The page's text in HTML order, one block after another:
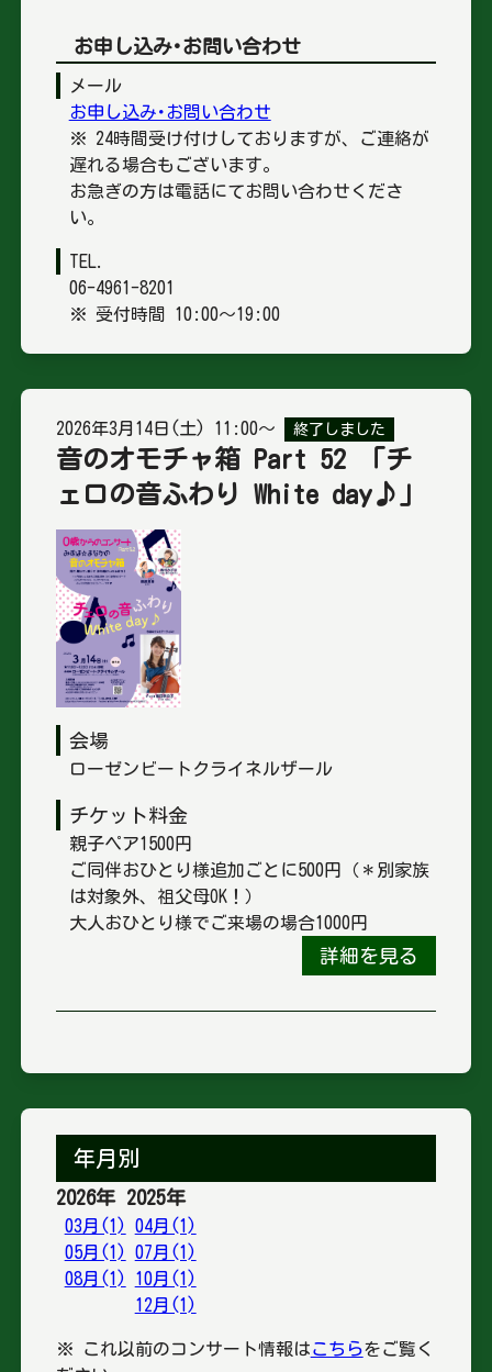
お申し込み･お問い合わせ
メール
お申し込み･お問い合わせ
※ 24時間受け付けしておりますが、ご連絡が
遅れる場合もございます。
お急ぎの方は電話にてお問い合わせくださ
い。
TEL.
06-4961-8201
※ 受付時間 10:00〜19:00
2026年3月14日(土) 11:00～ 終了しました
音のオモチャ箱 Part 52 「チ
ェロの音ふわり White day♪」
会場
ローゼンビートクライネルザール
チケット料金
親子ペア1500円
ご同伴おひとり様追加ごとに500円（＊別家族
は対象外、祖父母OK！）
大人おひとり様でご来場の場合1000円
詳細を見る
年月別
2026年
03月(1)
05月(1)
08月(1)
2025年
04月(1)
07月(1)
10月(1)
12月(1)
※ これ以前のコンサート情報はこちらをご覧く